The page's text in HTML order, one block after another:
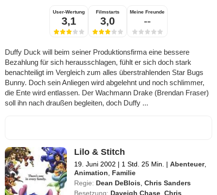
User-Wertung
3,1
Filmstarts
3,0
Meine Freunde
--
Duffy Duck will beim seiner Produktionsfirma eine bessere
Bezahlung für sich herausschlagen, fühlt er sich doch stark
benachteiligt im Vergleich zum alles überstrahlenden Star Bugs
Bunny. Doch sein Anliegen wird abgelehnt und noch schlimmer,
die Ente wird entlassen. Der Wachmann Drake (Brendan Fraser)
soll ihn nach draußen begleiten, doch Duffy ...
Lilo & Stitch
19. Juni 2002 | 1 Std. 25 Min. | Abenteuer,
Animation
Familie
Regie: Dean DeBlois ,Chris Sanders
Besetzung: Daveigh Chase ,Chris